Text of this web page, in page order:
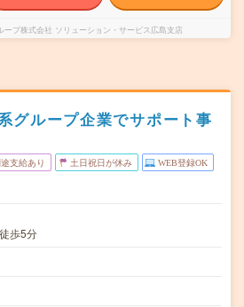
ープ株式会社 ソリューション・サービス広島支店
グループ企業でサポート事
支給あり 土日祝日が休み WEB登録OK
歩5分